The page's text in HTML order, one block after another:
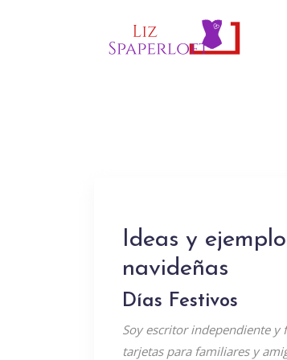
Ideas y
navideñas
Días Festivos
Soy escritor independiente
tarjetas para familiares y